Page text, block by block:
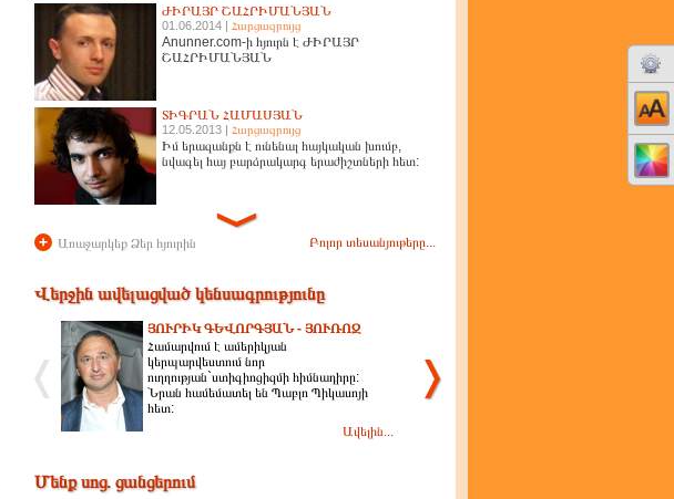
ԺԻՐԱՅՐ ՇԱՀՐԻՄԱՆՅԱՆ
01.06.2014 | Հարցազրույց
Anunner.com-ի հյուրն է ԺԻՐԱՅՐ
ՇԱՀՐԻՄԱՆՅԱՆ
ՏԻԳՐԱՆ ՀԱՄԱՍՅԱՆ
12.05.2013 | Հարցազրույց
Իմ երազանքն է ունենալ հայկական խումբ,
նվագել հայ բարձրակարգ երաժիշտների հետ:
+ Առաջարկեք Ձեր հյուրին Բոլոր տեսանյութերը...
Վերջին ավելացված կենսագրությունը
ՅՈՒՐԻԿ ԳԵՎՈՐԳՅԱՆ - ՅՈՒՌՈԶ
Համարվում է ամերիկյան
կերպարվեստում նոր
ուղղության`ստիգիոցիզմի հիմնադիրը:
Նրան համեմատել են Պաբլո Պիկասոյի
հետ:
Ավելին...
Մենք սոց. ցանցերում